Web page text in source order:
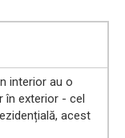
interior au o
în exterior - cel
acest